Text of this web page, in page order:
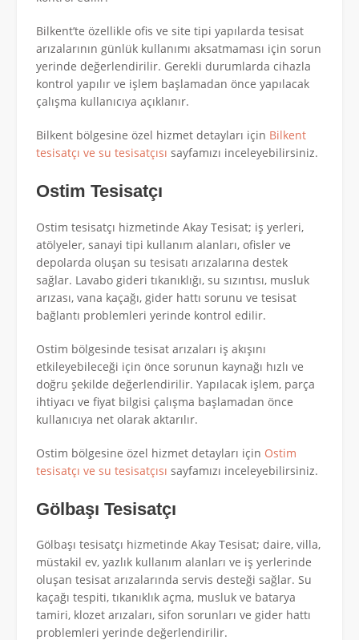
Bilkent’te özellikle ofis ve site tipi yapılarda tesisat
arızalarının günlük kullanımı aksatmaması için sorun
yerinde değerlendirilir. Gerekli durumlarda cihazla
kontrol yapılır ve işlem başlamadan önce yapılacak
çalışma kullanıcıya açıklanır.
Bilkent bölgesine özel hizmet detayları için Bilkent
tesisatçı ve su tesisatçısı sayfamızı inceleyebilirsiniz.
Ostim Tesisatçı
Ostim tesisatçı hizmetinde Akay Tesisat; iş yerleri,
atölyeler, sanayi tipi kullanım alanları, ofisler ve
depolarda oluşan su tesisatı arızalarına destek
sağlar. Lavabo gideri tıkanıklığı, su sızıntısı, musluk
arızası, vana kaçağı, gider hattı sorunu ve tesisat
bağlantı problemleri yerinde kontrol edilir.
Ostim bölgesinde tesisat arızaları iş akışını
etkileyebileceği için önce sorunun kaynağı hızlı ve
doğru şekilde değerlendirilir. Yapılacak işlem, parça
ihtiyacı ve fiyat bilgisi çalışma başlamadan önce
kullanıcıya net olarak aktarılır.
Ostim bölgesine özel hizmet detayları için Ostim
tesisatçı ve su tesisatçısı sayfamızı inceleyebilirsiniz.
Gölbaşı Tesisatçı
Gölbaşı tesisatçı hizmetinde Akay Tesisat; daire, villa,
müstakil ev, yazlık kullanım alanları ve iş yerlerinde
oluşan tesisat arızalarında servis desteği sağlar. Su
kaçağı tespiti, tıkanıklık açma, musluk ve batarya
tamiri, klozet arızaları, sifon sorunları ve gider hattı
problemleri yerinde değerlendirilir.